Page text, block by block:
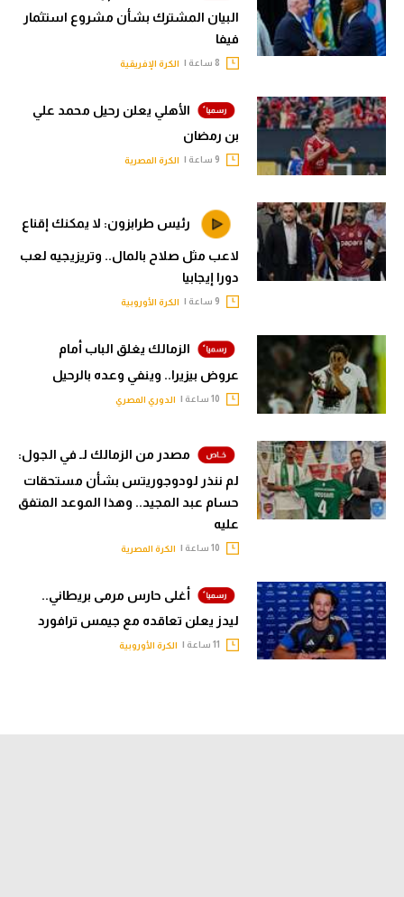
البيان المشترك بشأن مشروع استثمار
فيفا
الكرة الإفريقية
الأهلي يعلن رحيل محمد علي
بن رمضان
الكرة المصرية
رئيس طرابزون: لا يمكنك إقناع
لاعب مثل صلاح بالمال.. وتريزيجيه لعب
دورا إيجابيا
الكرة الأوروبية
الزمالك يغلق الباب أمام
عروض بيزيرا.. وينفي وعده بالرحيل
الدوري المصري
مصدر من الزمالك لـ في الجول:
لم ننذر لودوجوريتس بشأن مستحقات
حسام عبد المجيد.. وهذا الموعد المتفق
عليه
الكرة المصرية
أغلى حارس مرمى بريطاني..
ليدز يعلن تعاقده مع جيمس ترافورد
الكرة الأوروبية